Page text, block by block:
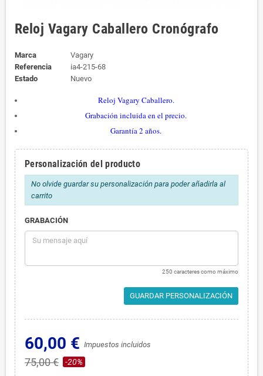
Reloj Vagary Caballero Cronógrafo
Marca
Vagary
Referencia
ia4-215-68
Estado
Nuevo
Reloj Vagary Caballero.
Grabación incluida en el precio.
Garantía 2 años.
Personalización del producto
No olvide guardar su personalización para poder añadirla al
carrito
GRABACIÓN
250 caracteres como máximo
GUARDAR PERSONALIZACIÓN
60,00 € Impuestos incluidos
75,00 € -20%